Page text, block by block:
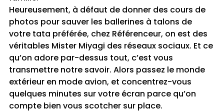
Heureusement, à défaut de donner des cours de
photos pour sauver les ballerines à talons de
votre tata préférée, chez Référenceur, on est des
véritables Mister Miyagi des réseaux sociaux. Et ce
qu’on adore par-dessus tout, c’est vous
transmettre notre savoir. Alors passez le monde
extérieur en mode avion, et concentrez-vous
quelques minutes sur votre écran parce qu’on
compte bien vous scotcher sur place.